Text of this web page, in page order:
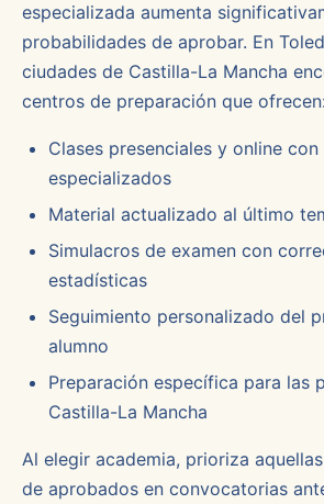
especializada aumenta
probabilidades de aprobar. En
ciudades de Castilla-La Mancha
centros de preparación que ofrecen:
Clases presenciales y online
especializados
Material actualizado al último
Simulacros de examen con
estadísticas
Seguimiento personalizado del
alumno
Preparación específica para las
Castilla-La Mancha
Al elegir academia, prioriza
de aprobados en convocatorias